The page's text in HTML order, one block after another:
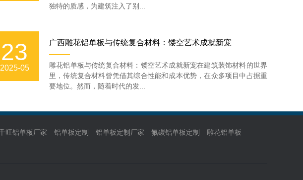
独特的质感，为建筑注入了别...
23
2025-05
广西雕花铝单板与传统复合材料：镂空艺术成就新宠
雕花铝单板与传统复合材料：镂空艺术成就新宠在建筑装饰材料的世界
里，传统复合材料曾凭借其综合性能和成本优势，在众多项目中占据重
要地位。然而，随着时代的发...
旺铝单板厂家 铝单板定制 铝单板定制厂家 氟碳铝单板定制
雕花铝单板